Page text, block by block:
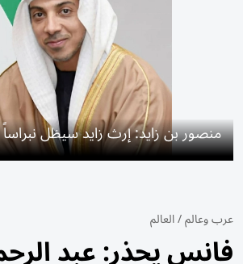
منصور بن زايد: إرث زايد سيظل نبراساً
عرب وعالم/العالم
فانس يحذر: عبد